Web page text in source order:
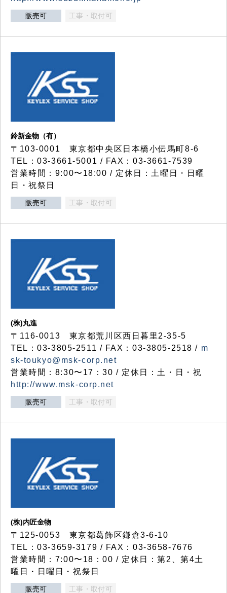
販売可 工事・取付可
鈴新金物（有）
〒103-0001 東京都中央区日本橋小伝馬町8-6
TEL：03-3661-5001 / FAX：03-3661-7539
営業時間：9:00〜18:00 / 定休日：土曜日・日曜
日・祝祭日
販売可 工事・取付可
(株)丸進
〒116-0013 東京都荒川区西日暮里2-35-5
TEL：03-3805-2511 / FAX：03-3805-2518 / m
sk-toukyo@msk-corp.net
営業時間：8:30〜17：30 / 定休日：土・日・祝
http://www.msk-corp.net
販売可 工事・取付可
(株)内匠金物
〒125-0053 東京都葛飾区鎌倉3-6-10
TEL：03-3659-3179 / FAX：03-3658-7676
営業時間：7:00〜18：00 / 定休日：第2、第4土
曜日・日曜日・祝祭日
販売可 工事・取付可